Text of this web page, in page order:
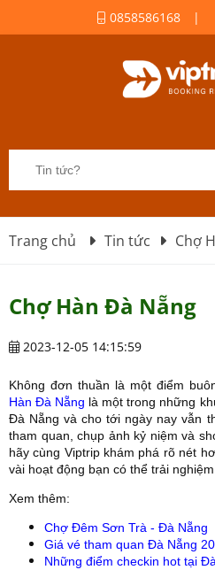
0858586168 |
Trang chủ Tin tức Chợ
Chợ Hàn Đà Nẵng
2023-12-05 14:15:59
Không đơn thuần là một điểm
Hàn Đà Nẵng là một trong những
Đà Nẵng và cho tới ngày nay vẫn
tham quan, chụp ảnh kỷ niệm và
hãy cùng Viptrip khám phá rõ nét
vài hoạt động bạn có thể trải
Xem thêm:
Chợ Đêm Sơn Trà - Đà Nẵng
Giá vé tham quan Đà Nẵng
Những điểm checkin hot tại